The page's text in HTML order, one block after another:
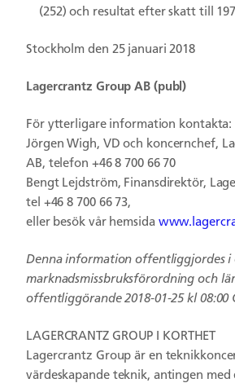
(252) och resultat efter skatt till 197
Stockholm den 25 januari 2018
Lagercrantz Group AB (publ)
För ytterligare information kontakta:
Jörgen Wigh, VD och koncernchef,
AB, telefon +46 8 700 66 70
Bengt Lejdström, Finansdirektör,
tel +46 8 700 66 73,
eller besök vår hemsida
Denna information offentliggjordes i
marknadsmissbruksförordning och
offentliggörande 2018-01-25 kl 08:00
LAGERCRANTZ GROUP I KORTHET
Lagercrantz Group är en
värdeskapande teknik, antingen